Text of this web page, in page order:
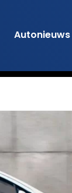
Autonieuws